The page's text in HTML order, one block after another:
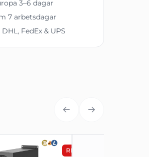
3–6 dagar
7 arbetsdagar
FedEx & UPS
REA